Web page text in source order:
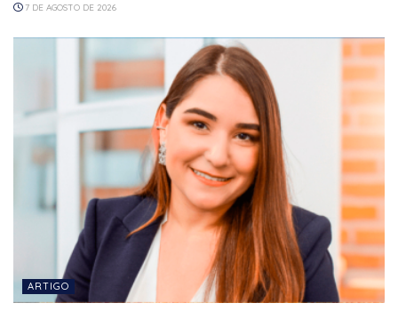
7 DE AGOSTO DE 2026
ARTIGO